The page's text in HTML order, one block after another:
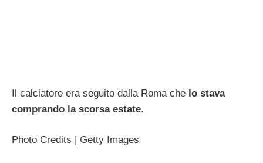
Il calciatore era seguito dalla Roma che lo stava
comprando la scorsa estate.
Photo Credits | Getty Images